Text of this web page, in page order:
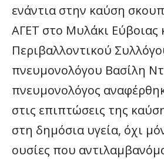
ενάντια στην καύση
ΑΓΕΤ στο Μυλάκι Εύβοιας
Περιβαλλοντικού
πνευμονολόγου Βασίλη
πνευμονολόγος
στις επιπτώσεις της
στη δημόσια υγεία, όχι
ουσίες που